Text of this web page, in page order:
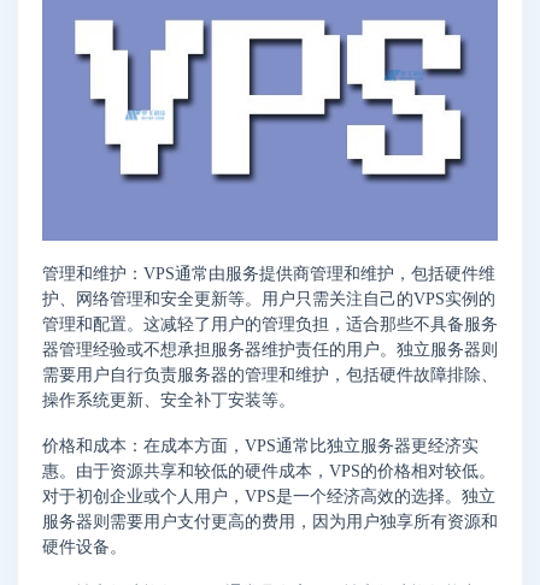
管理和维护：VPS通常由服务提供商管理和维护，包括硬件维
护、网络管理和安全更新等。用户只需关注自己的VPS实例的
管理和配置。这减轻了用户的管理负担，适合那些不具备服务
器管理经验或不想承担服务器维护责任的用户。独立服务器则
需要用户自行负责服务器的管理和维护，包括硬件故障排除、
操作系统更新、安全补丁安装等。
价格和成本：在成本方面，VPS通常比独立服务器更经济实
惠。由于资源共享和较低的硬件成本，VPS的价格相对较低。
对于初创企业或个人用户，VPS是一个经济高效的选择。独立
服务器则需要用户支付更高的费用，因为用户独享所有资源和
硬件设备。